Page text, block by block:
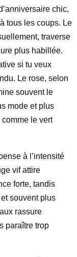
chic,
tous les coups. Le
traverse
plus habillée.
si tu veux
Le rose, selon
souvent le
mode et plus
le vert
à l’intensité
vif attire
forte, tandis
souvent plus
rassure
paraître trop